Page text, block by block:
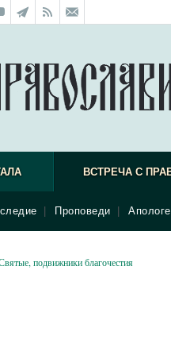
ВСТРЕЧА С
Проповеди
подвижники благочестия